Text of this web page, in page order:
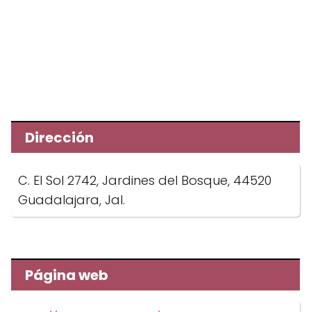
Dirección
C. El Sol 2742, Jardines del Bosque, 44520
Guadalajara, Jal.
Página web